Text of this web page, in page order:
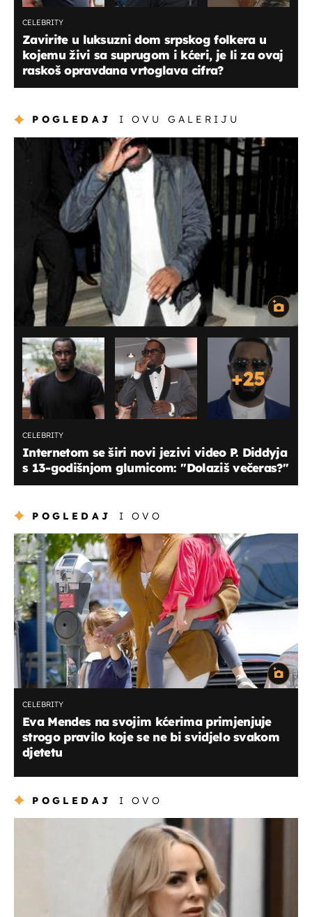
CELEBRITY
Zavirite u luksuzni dom srpskog folkera u
kojemu živi sa suprugom i kćeri, je li za ovaj
raskoš opravdana vrtoglava cifra?
POGLEDAJ I OVU GALERIJU
+25
CELEBRITY
Internetom se širi novi jezivi video P. Diddyja
s 13-godišnjom glumicom: ''Dolaziš večeras?''
POGLEDAJ I OVO
CELEBRITY
Eva Mendes na svojim kćerima primjenjuje
strogo pravilo koje se ne bi svidjelo svakom
djetetu
POGLEDAJ I OVO